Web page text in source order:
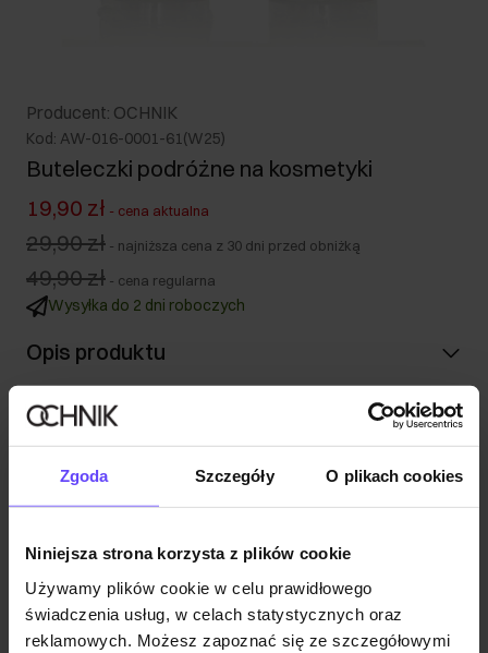
Zgoda Szczegóły O plikach cookies
Niniejsza strona korzysta z plików cookie
Używamy plików cookie w celu prawidłowego
świadczenia usług, w celach statystycznych oraz
reklamowych. Możesz zapoznać się ze szczegółowymi
Producent: OCHNIK
Kod: AW-016-0001-61(W25)
Buteleczki podróżne na kosmetyki
19,90 zł - cena aktualna
29,90 zł - najniższa cena z 30 dni przed obniżką
49,90 zł - cena regularna
Wysyłka do 2 dni roboczych
Opis produktu
Szczegóły
Skład i wymiary
Opinie